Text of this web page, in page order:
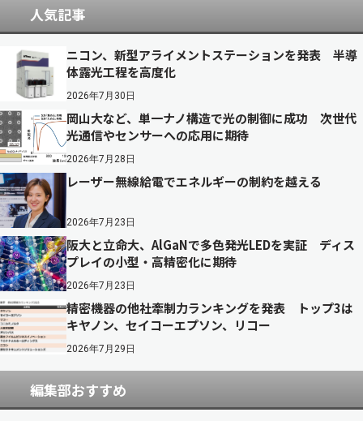
人気記事
ニコン、新型アライメントステーションを発表 半導
体露光工程を高度化
2026年7月30日
岡山大など、単一ナノ構造で光の制御に成功 次世代
光通信やセンサーへの応用に期待
2026年7月28日
レーザー無線給電でエネルギーの制約を越える
2026年7月23日
阪大と立命大、AlGaNで多色発光LEDを実証 ディス
プレイの小型・高精密化に期待
2026年7月23日
精密機器の他社牽制力ランキングを発表 トップ3は
キヤノン、セイコーエプソン、リコー
2026年7月29日
編集部おすすめ